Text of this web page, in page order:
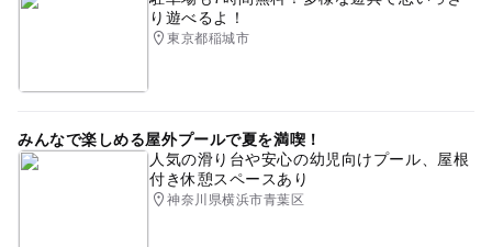
り遊べるよ！
東京都稲城市
みんなで楽しめる屋外プールで夏を満喫！
人気の滑り台や安心の幼児向けプール、屋根
付き休憩スペースあり
神奈川県横浜市青葉区